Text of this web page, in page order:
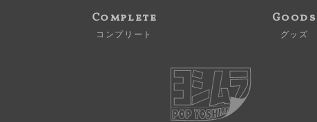
Complete
コンプリート
Goods
グッズ